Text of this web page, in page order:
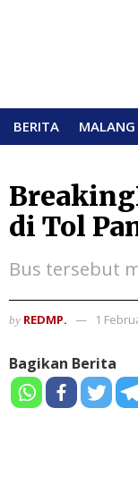
BERITA MALANG
di Tol
Bus tersebut
by REDMP. 1
Bagikan Berita